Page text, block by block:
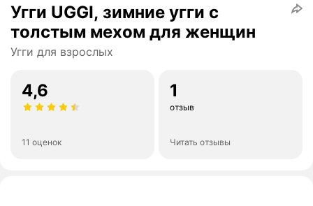
Угги UGGI, зимние угги с
толстым мехом для женщин
Угги для взрослых
4,6
11 оценок
1
отзыв
Читать отзывы